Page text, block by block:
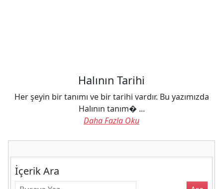
Halının Tarihi
Her şeyin bir tanımı ve bir tarihi vardır. Bu yazımızda
Halının tanım� ...
Daha Fazla Oku
İçerik Ara